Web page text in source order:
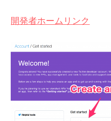
開発者ホームリンク